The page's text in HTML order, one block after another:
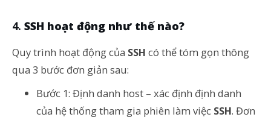
SSH hoạt động như thế nào?
Quy trình hoạt động của SSH có thể tóm gọn thông
qua 3 bước đơn giản sau:
Bước 1: Định danh host – xác định định danh
của hệ thống tham gia phiên làm việc SSH. Đơn